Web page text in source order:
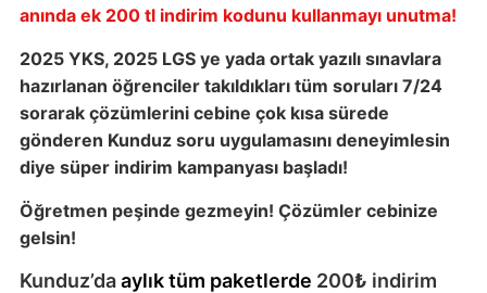
anında ek 200 tl indirim kodunu kullanmayı unutma!
2025 YKS, 2025 LGS ye yada ortak yazılı sınavlara
hazırlanan öğrenciler takıldıkları tüm soruları 7/24
sorarak çözümlerini cebine çok kısa sürede
gönderen Kunduz soru uygulamasını deneyimlesin
diye süper indirim kampanyası başladı!
Öğretmen peşinde gezmeyin! Çözümler cebinize
gelsin!
Kunduz’daaylık tüm paketlerde 200₺ indirim